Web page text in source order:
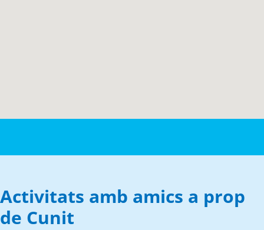
Activitats amb amics a prop
de Cunit